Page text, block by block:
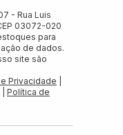
- Rua Luis
03072-020
para
de dados.
site são
Privacidade
Política de